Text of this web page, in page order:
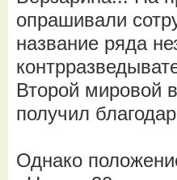
опрашивали
название ряда
Второй мировой
получил
Однако